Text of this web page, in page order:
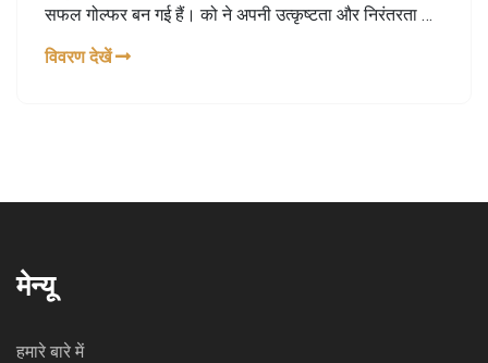
सफल गोल्फर बन गई हैं। को ने अपनी उत्कृष्टता और निरंतरता के
जीत हासिल की।
विवरण देखें
मेन्यू
हमारे बारे में